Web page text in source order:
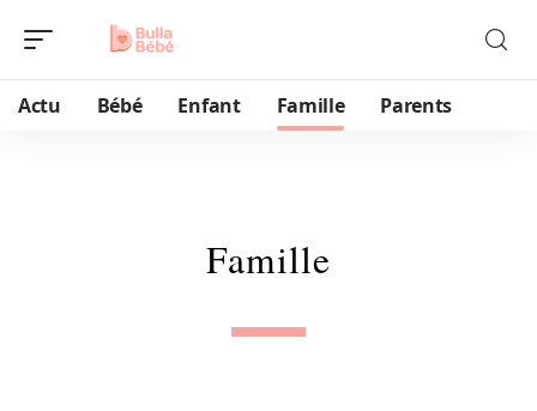
Actu Bébé Enfant Famille Parents
Famille